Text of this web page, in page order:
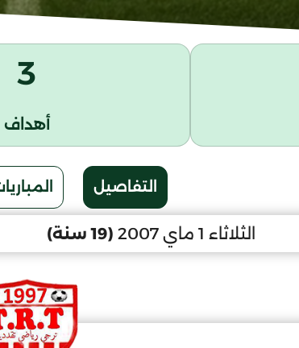
3
أهداف
التفاصيل
الثلاثاء 1 ماي 2007 (19 سنة)